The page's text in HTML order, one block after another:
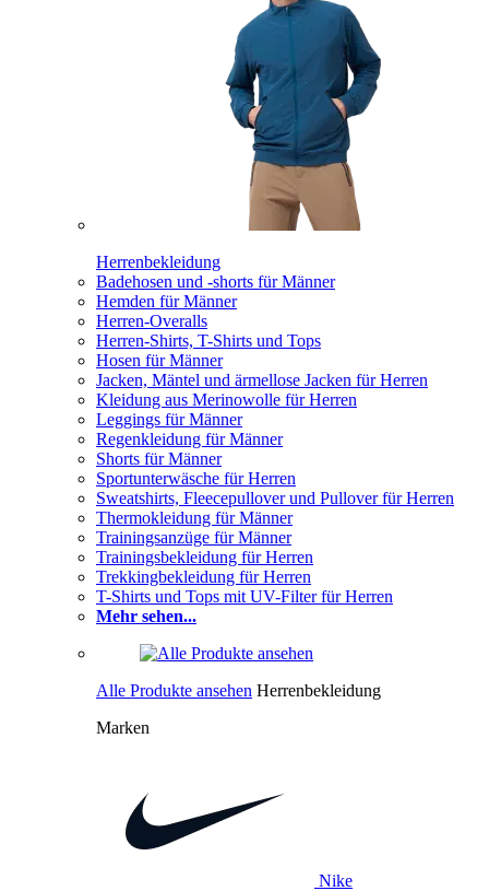
Herrenbekleidung
Badehosen und -shorts für Männer
Hemden für Männer
Herren-Overalls
Herren-Shirts, T-Shirts und Tops
Hosen für Männer
Jacken, Mäntel und ärmellose Jacken für Herren
Kleidung aus Merinowolle für Herren
Leggings für Männer
Regenkleidung für Männer
Shorts für Männer
Sportunterwäsche für Herren
Sweatshirts, Fleecepullover und Pullover für Herren
Thermokleidung für Männer
Trainingsanzüge für Männer
Trainingsbekleidung für Herren
Trekkingbekleidung für Herren
T-Shirts und Tops mit UV-Filter für Herren
Mehr sehen...
Alle Produkte ansehen Herrenbekleidung
Marken
Nike